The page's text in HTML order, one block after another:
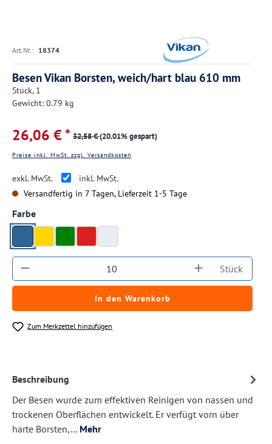
Art.Nr.: 18374
Besen Vikan Borsten, weich/hart blau 610 mm
Stück, 1
Gewicht: 0.79 kg
26,06 € * 32,58 €(20.01% gespart)
Preise inkl. MwSt. zzgl. Versandkosten
exkl. MwSt.
inkl. MwSt.
Versandfertig in 7 Tagen, Lieferzeit 1-5 Tage
Farbeauswählen
Produkt Anzahl: Gib den gewünschten
Stück
In den Warenkorb
Zum Merkzettel hinzufügen
Beschreibung
Der Besen wurde zum effektiven Reinigen von nassen und
trockenen Oberflächen entwickelt. Er verfügt vorn über
harte Borsten,… Mehr